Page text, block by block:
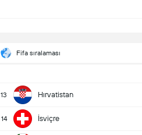
Fifa sıralaması
13 Hırvatistan
14 İsviçre